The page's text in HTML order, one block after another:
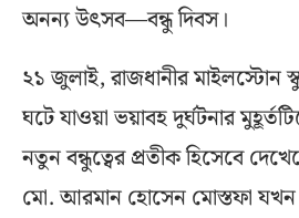
অনন্য উৎসব—বন্ধু দিবস।
২১ জুলাই, রাজধানীর মাইলস্টোন
ঘটে যাওয়া ভয়াবহ দুর্ঘটনার
নতুন বন্ধুত্বের প্রতীক হিসেবে
মো. আরমান হোসেন মোস্তফা